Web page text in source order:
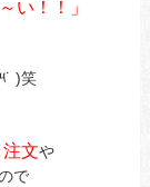
い！！」
)笑
文や
で